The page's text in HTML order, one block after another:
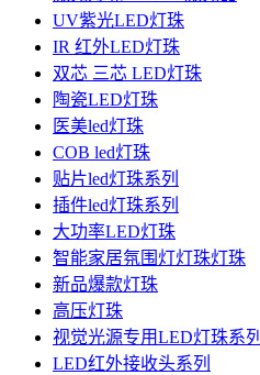
UV紫光LED灯珠
IR 红外LED灯珠
双芯 三芯 LED灯珠
陶瓷LED灯珠
医美led灯珠
COB led灯珠
贴片led灯珠系列
插件led灯珠系列
大功率LED灯珠
智能家居氛围灯灯珠灯珠
新品爆款灯珠
高压灯珠
视觉光源专用LED灯珠系列
LED红外接收头系列